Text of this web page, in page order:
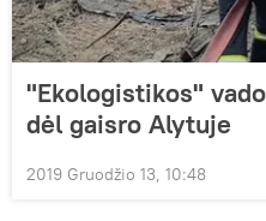
"Ekologistikos"
dėl gaisro Alytuje
2019 Gruodžio 13, 10:48